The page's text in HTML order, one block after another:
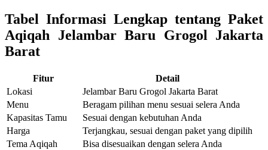
Tabel Informasi Lengkap tentang Paket
Aqiqah Jelambar Baru Grogol Jakarta
Barat
Fitur
Detail
Lokasi
Jelambar Baru Grogol Jakarta Barat
Menu
Beragam pilihan menu sesuai selera Anda
Kapasitas Tamu
Sesuai dengan kebutuhan Anda
Harga
Terjangkau, sesuai dengan paket yang dipilih
Tema Aqiqah
Bisa disesuaikan dengan selera Anda